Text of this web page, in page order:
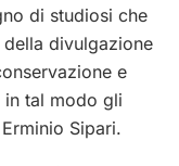
di studiosi che
divulgazione
e
in tal modo gli
Sipari.